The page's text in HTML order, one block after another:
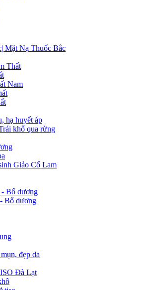
Mặt Nạ Thuốc Bắc
Thất
Nam
hạ huyết áp
khổ qua rừng
Giảo Cổ Lam
Bổ dương
Bổ dương
đẹp da
Đà Lạt